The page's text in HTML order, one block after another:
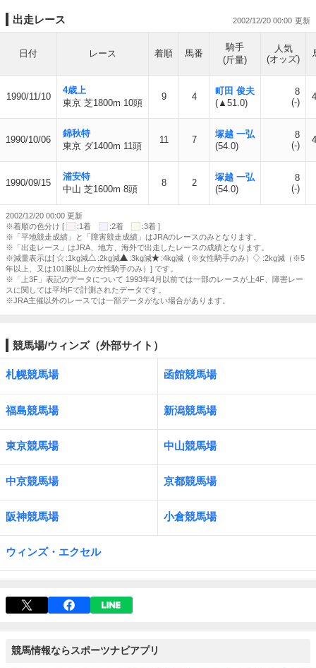
出走レース 2002/12/20 00:00
日付 レース 着順 馬番
騎手
(斤量)
人気
(オッズ)
1990/11/10
4歳上
東京 芝1800m 10頭
9 4
町田 俊夫
(▲51.0)
8
(-)
1990/10/06
錦秋特
東京 ダ1400m 11頭
11 7
塚越 一弘
(54.0)
8
(-)
1990/09/15
浦安特
中山 芝1600m 8頭
8 2
塚越 一弘
(54.0)
8
(-)
2002/12/20 00:00 更新
※着順の色分け [
:1着 :2着
:3着 ]
※「平地競走成績」と「障害競走成績」はJRAのレースのみとなります。
※「出走レース」はJRA、地方、海外で出走したレースの成績となります。
※減量表示は[
:1kg減 :2kg減 :3kg減 :4kg減（※女性騎手のみ）
:2kg減（※5
年以上、又は101勝以上の女性騎手のみ）] です。
※「上3F」表記のデータについて 1993年4月以前では一部のレースが上4F、障害レー
スに関しては平均Fで計測されたデータです。
※JRA主催以外のレースでは一部データがない場合があります。
競馬場/ウィンズ（外部サイト）
札幌競馬場 函館競馬場
福島競馬場 新潟競馬場
東京競馬場 中山競馬場
中京競馬場 京都競馬場
阪神競馬場 小倉競馬場
ウィンズ・エクセル
競馬情報ならスポーツナビアプリ